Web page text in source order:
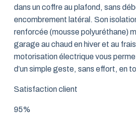
dans un coffre au plafond, sans
encombrement latéral. Son
renforcée (mousse polyuréthane)
garage au chaud en hiver et au
motorisation électrique vous
d’un simple geste, sans effort, en
Satisfaction client
95%